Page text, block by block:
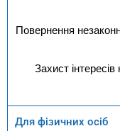
Повернення
Захист
Для фізичних осіб